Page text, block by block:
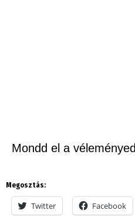
Mondd el a véleményed
Megosztás:
Twitter Facebook